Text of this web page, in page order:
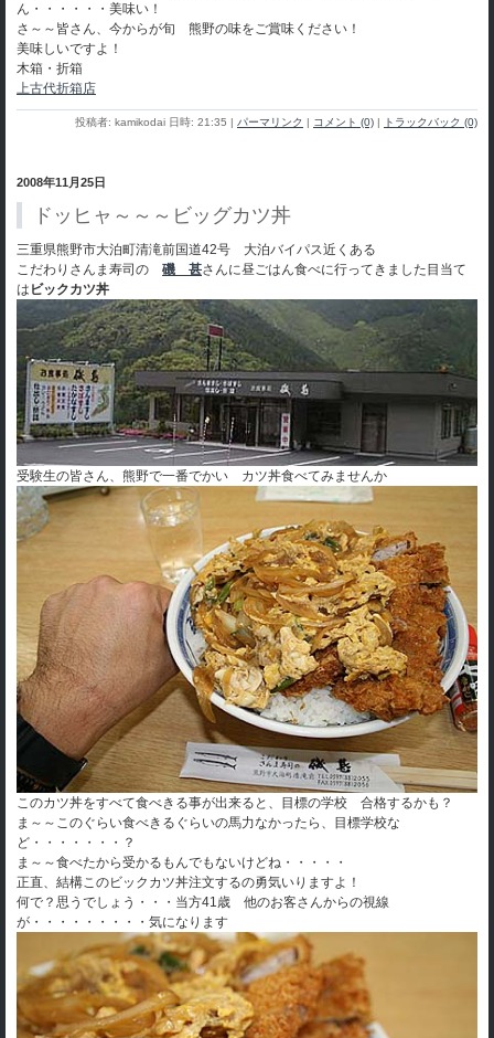
ん・・・・・・美味い！
さ～～皆さん、今からが旬 熊野の味をご賞味ください！
美味しいですよ！
木箱・折箱
上古代折箱店
投稿者: kamikodai 日時: 21:35 | パーマリンク | コメント (0) | トラックバック (0)
2008年11月25日
ドッヒャ～～～ビッグカツ丼
三重県熊野市大泊町清滝前国道42号 大泊バイパス近くある
こだわりさんま寿司の 磯 甚さんに昼ごはん食べに行ってきました目当て
は ビックカツ丼
受験生の皆さん、熊野で一番でかい カツ丼食べてみませんか
このカツ丼をすべて食べきる事が出来ると、目標の学校 合格するかも？
ま～～このぐらい食べきるぐらいの馬力なかったら、目標学校な
ど・・・・・・・？
ま～～食べたから受かるもんでもないけどね・・・・・
正直、結構このビックカツ丼注文するの勇気いりますよ！
何で？思うでしょう・・・当方41歳 他のお客さんからの視線
が・・・・・・・・・気になります